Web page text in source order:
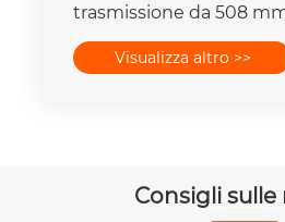
trasmissione da 508
Visualizza altro >>
Consigli sulle